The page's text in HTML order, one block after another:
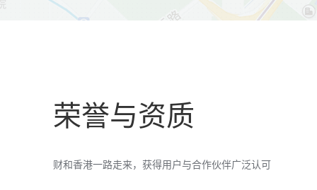
荣誉与资质
财和香港一路走来，获得用户与合作伙伴广泛认可